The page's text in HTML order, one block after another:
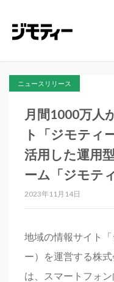
ニュースリリース
月間1000万人
ト「ジモティ
活用した運用
ーム「ジモテ
2023年11月14日
地域の情報サイト
ー）を運営する株
は、スマートフォ